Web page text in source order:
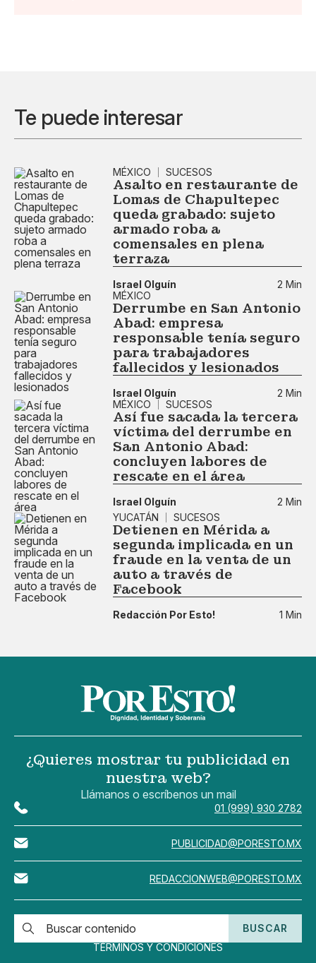
Te puede interesar
MÉXICO SUCESOS
Asalto en restaurante de
Lomas de Chapultepec
queda grabado: sujeto
armado roba a
comensales en plena
terraza
Israel Olguín
2 Min
MÉXICO
Derrumbe en San Antonio
Abad: empresa
responsable tenía seguro
para trabajadores
fallecidos y lesionados
Israel Olguín
2 Min
MÉXICO
SUCESOS
Así fue sacada la tercera
víctima del derrumbe en
San Antonio Abad:
concluyen labores de
rescate en el área
Israel Olguín
2 Min
YUCATÁN
SUCESOS
Detienen en Mérida a
segunda implicada en un
fraude en la venta de un
auto a través de
Facebook
Redacción Por Esto! 1 Min
¿Quieres mostrar tu publicidad en
nuestra web?
Llámanos o escríbenos un mail
01 (999) 930 2782
PUBLICIDAD@PORESTO.MX
REDACCIONWEB@PORESTO.MX
BUSCAR
TÉRMINOS Y CONDICIONES